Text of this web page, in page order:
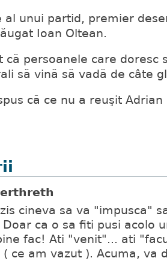
al unui partid, premier
Ioan Oltean.
că persoanele care doresc
să vină să vadă de câte
că ce nu a reuşit
cineva sa va "impusca"
Doar ca o sa fiti pusi acolo
fac! Ati "venit"... ati
ce am vazut ). Acuma, va